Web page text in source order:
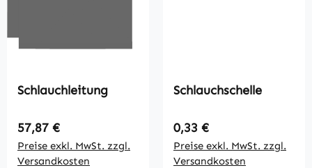
Schlauchleitung
Regulärer Preis:
57,87 €
Preise exkl. MwSt. zzgl.
Versandkosten
Schlauchschelle
Regulärer Preis:
0,33 €
Preise exkl. MwSt. zzgl.
Versandkosten